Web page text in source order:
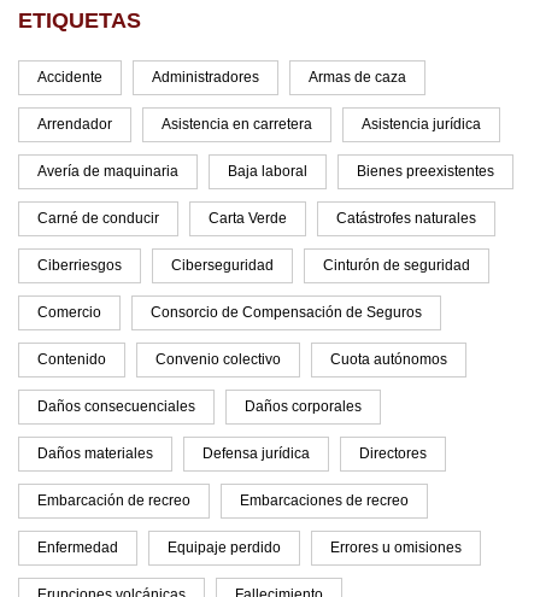
ETIQUETAS
Accidente Administradores Armas de caza
Arrendador Asistencia en carretera Asistencia jurídica
Avería de maquinaria Baja laboral Bienes preexistentes
Carné de conducir Carta Verde Catástrofes naturales
Ciberriesgos Ciberseguridad Cinturón de seguridad
Comercio Consorcio de Compensación de Seguros
Contenido Convenio colectivo Cuota autónomos
Daños consecuenciales Daños corporales
Daños materiales Defensa jurídica Directores
Embarcación de recreo Embarcaciones de recreo
Enfermedad Equipaje perdido Errores u omisiones